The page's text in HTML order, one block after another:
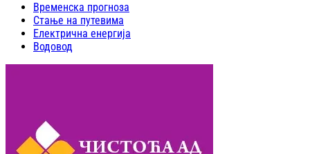
Временска прогноза
Стање на путевима
Електрична енергија
Водовод